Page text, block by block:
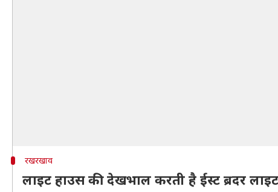
रखरखाव
लाइट हाउस की देखभाल करती है ईस्ट ब्रदर